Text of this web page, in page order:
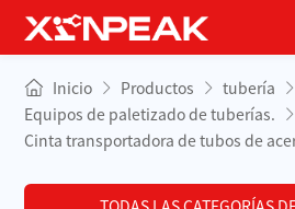
Inicio Productos
tubería
Equipos de paletizado de tuberías.
Cinta transportadora de tubos de